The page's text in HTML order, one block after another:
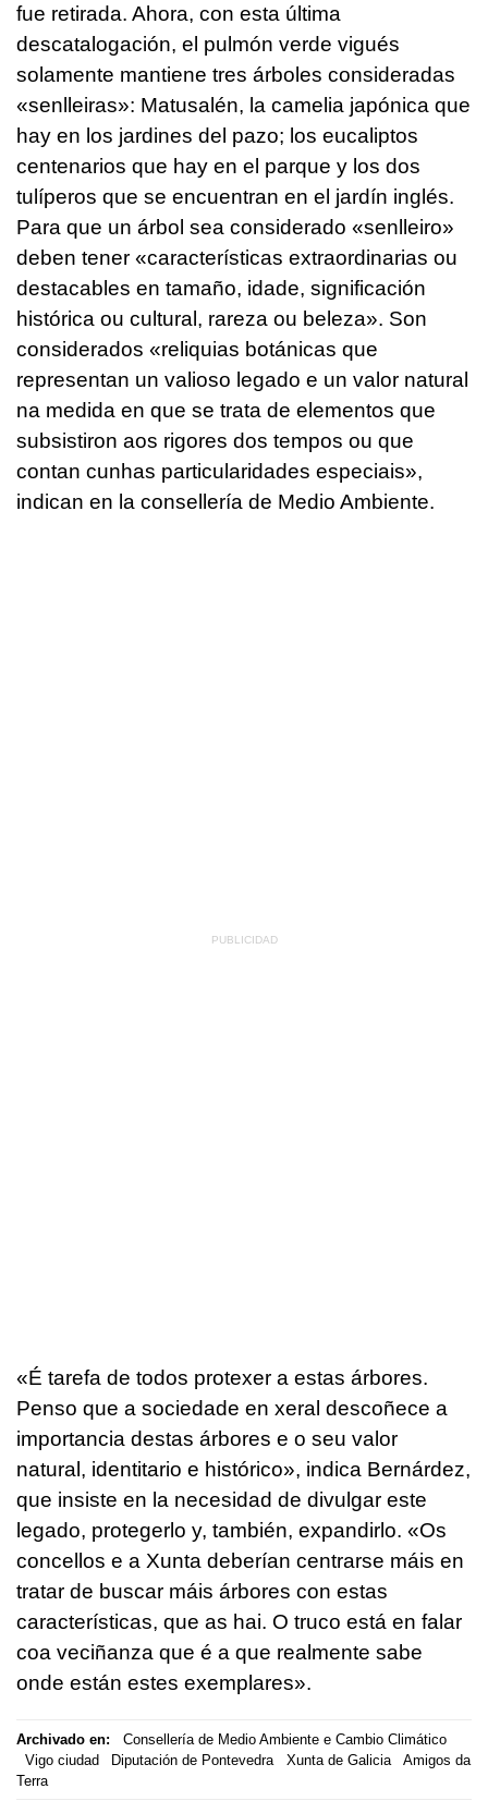
fue retirada. Ahora, con esta última
descatalogación, el pulmón verde vigués
solamente mantiene tres árboles consideradas
«senlleiras»: Matusalén, la camelia japónica que
hay en los jardines del pazo; los eucaliptos
centenarios que hay en el parque y los dos
tulíperos que se encuentran en el jardín inglés.
Para que un árbol sea considerado «senlleiro»
deben tener «características extraordinarias ou
destacables en tamaño, idade, significación
histórica ou cultural, rareza ou beleza». Son
considerados «reliquias botánicas que
representan un valioso legado e un valor natural
na medida en que se trata de elementos que
subsistiron aos rigores dos tempos ou que
contan cunhas particularidades especiais»,
indican en la consellería de Medio Ambiente.
«É tarefa de todos protexer a estas árbores.
Penso que a sociedade en xeral descoñece a
importancia destas árbores e o seu valor
natural, identitario e histórico», indica Bernárdez,
que insiste en la necesidad de divulgar este
legado, protegerlo y, también, expandirlo. «Os
concellos e a Xunta deberían centrarse máis en
tratar de buscar máis árbores con estas
características, que as hai. O truco está en falar
coa veciñanza que é a que realmente sabe
onde están estes exemplares».
Archivado en:
Consellería de Medio Ambiente e Cambio Climático
Vigo ciudad
Diputación de Pontevedra Xunta de Galicia
Amigos da
Terra